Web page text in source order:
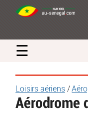
☰
Loisirs aériens/
Aérodrome